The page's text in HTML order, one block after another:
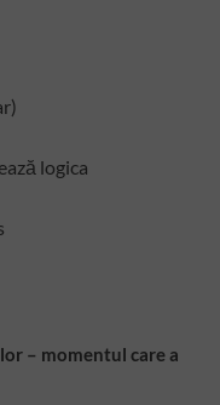
logica
– momentul care a